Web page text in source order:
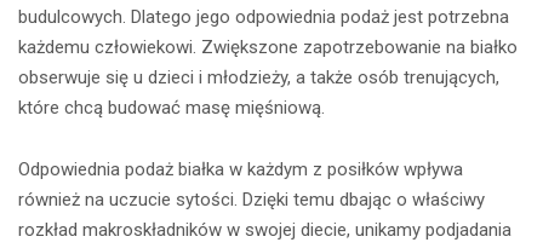
budulcowych. Dlatego jego odpowiednia podaż jest potrzebna
każdemu człowiekowi. Zwiększone zapotrzebowanie na białko
obserwuje się u dzieci i młodzieży, a także osób trenujących,
które chcą budować masę mięśniową.
Odpowiednia podaż białka w każdym z posiłków wpływa
również na uczucie sytości. Dzięki temu dbając o właściwy
rozkład makroskładników w swojej diecie, unikamy podjadania